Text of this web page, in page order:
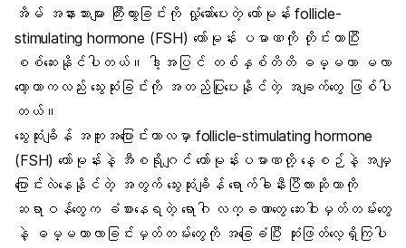
အိမ် အနားသားများ ကြီးထွားခြင်းကို လှုံ့ဆော်ပေးတဲ့ ဟော်မုန်း follicle-
stimulating hormone (FSH) ဟော်မုန်း ပမာဏကို တိုင်းတာပြီး
စစ်ဆေးနိုင်ပါတယ်။ ဒါ့အပြင် တစ်နှစ်တိတိ ဓမ္မတာ မလာ
တော့တာကလည်း သွေးဆုံးခြင်းကို အတည်ပြုပေးနိုင်တဲ့ အချက်တွေ ဖြစ်ပါ
တယ်။
သွေးဆုံးချိန် အကူးအပြောင်းကာလမှာ follicle-stimulating hormone
(FSH) ဟော်မုန်းနဲ့ အီစရိုဂျင် ဟော်မုန်းပမာဏတို့ နေ့စဉ်နဲ့ အမျှ
ပြောင်းလဲနေနိုင်တဲ့ အတွက် သွေးဆုံးချိန် ရောက်ခါနီးပြီလားဆိုတာကို
ဆရာဝန်တွေက ခံစားနေရတဲ့ ရောဂါ လက္ခဏာတွေ ဆေးဝါးမှတ်တမ်းတွေ
နဲ့ ဓမ္မတာလာခြင်းမှတ်တမ်းတွေကို အခြေခံပြီး ဆုံးဖြတ်လေ့ရှိကြပါ